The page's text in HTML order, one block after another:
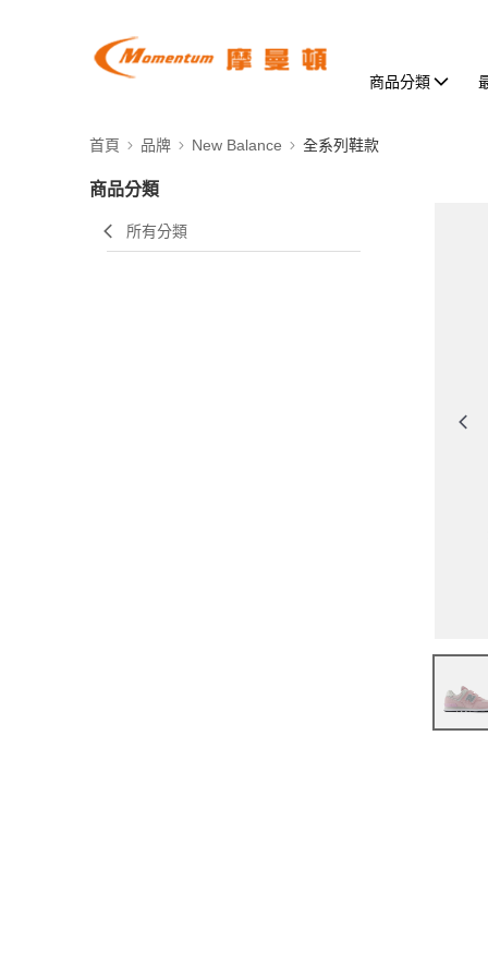
商品分類
首頁 品牌 New Balance 全系列鞋款
商品分類
所有分類